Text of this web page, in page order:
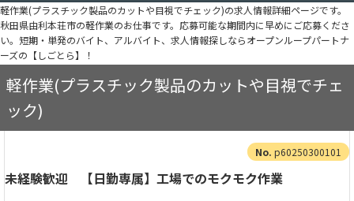
軽作業(プラスチック製品のカットや目視でチェック)の求人情報詳細ページです。
秋田県由利本荘市の軽作業のお仕事です。応募可能な期間内に早めにご応募くださ
い。短期・単発のバイト、アルバイト、求人情報探しならオープンループパートナ
ーズの【しごとら】！
軽作業(プラスチック製品のカットや目視でチェ
ック)
p60250300101
未経験歓迎 【日勤専属】工場でのモクモク作業